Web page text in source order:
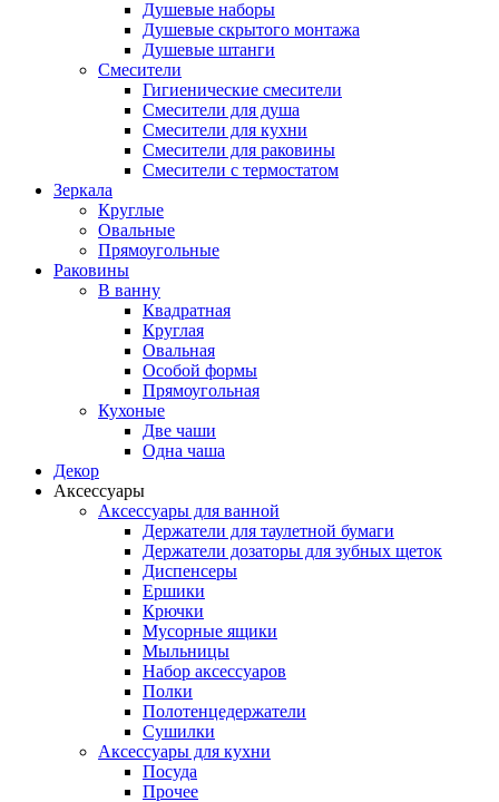
Душевые наборы
Душевые скрытого монтажа
Душевые штанги
Смесители
Гигиенические смесители
Смесители для душа
Смесители для кухни
Смесители для раковины
Смесители с термостатом
Зеркала
Круглые
Овальные
Прямоугольные
Раковины
В ванну
Квадратная
Круглая
Овальная
Особой формы
Прямоугольная
Кухоные
Две чаши
Одна чаша
Декор
Аксессуары
Аксессуары для ванной
Держатели для таулетной бумаги
Держатели дозаторы для зубных щеток
Диспенсеры
Ершики
Крючки
Мусорные ящики
Мыльницы
Набор аксессуаров
Полки
Полотенцедержатели
Сушилки
Аксессуары для кухни
Посуда
Прочее